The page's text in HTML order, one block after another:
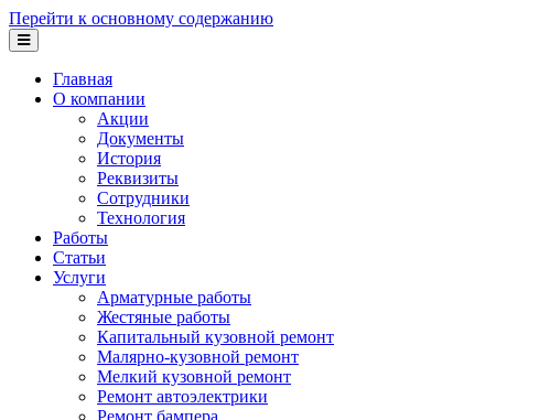
Перейти к основному содержанию
Главная
О компании
Акции
Документы
История
Реквизиты
Сотрудники
Технология
Работы
Статьи
Услуги
Арматурные работы
Жестяные работы
Капитальный кузовной ремонт
Малярно-кузовной ремонт
Мелкий кузовной ремонт
Ремонт автоэлектрики
Ремонт бампера